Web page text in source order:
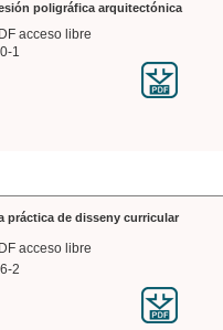
poligráfica arquitectónica
acceso libre
1
práctica de disseny curricular
acceso libre
2